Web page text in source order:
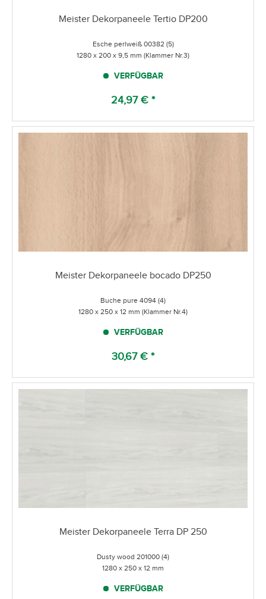
Meister Dekorpaneele Tertio DP200
Esche perlweiß 00382 (5)
1280 x 200 x 9,5 mm (Klammer Nr.3)
VERFÜGBAR
24,97 € *
Meister Dekorpaneele bocado DP250
Buche pure 4094 (4)
1280 x 250 x 12 mm (Klammer Nr.4)
VERFÜGBAR
30,67 € *
Meister Dekorpaneele Terra DP 250
Dusty wood 201000 (4)
1280 x 250 x 12 mm
VERFÜGBAR